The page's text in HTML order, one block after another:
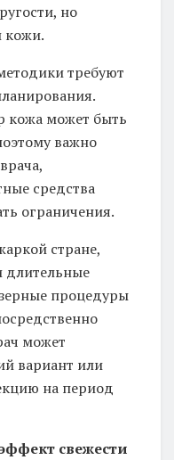
но
кожи.
требуют
кожа может быть
важно
средства
ограничения.
стране,
длительные
процедуры
может
вариант или
на период
свежести